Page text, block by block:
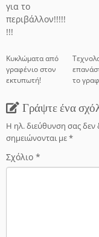
για το
περιβάλλον!!!!!
!!!
Κυκλώματα από
γραφένιο στον
εκτυπωτή!
το
Γράψτε ένα
Η ηλ. διεύθυνση σας δεν
σημειώνονται με*
Σχόλιο *